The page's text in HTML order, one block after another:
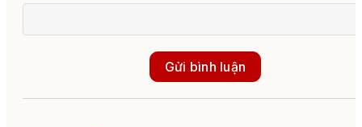
Gửi bình luận